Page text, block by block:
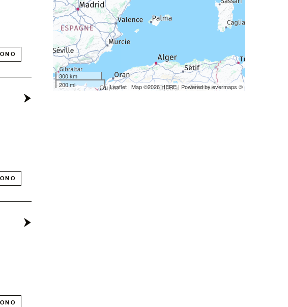
300 km
200 mi
Leaflet | Map ©2026HERE| Powered byevermaps ©